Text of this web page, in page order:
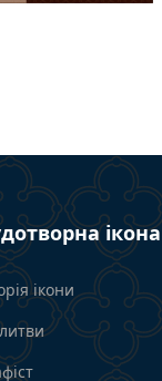
ікона
ікони